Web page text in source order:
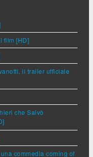
film [HD]
il trailer ufficiale
che Salvò
commedia coming of